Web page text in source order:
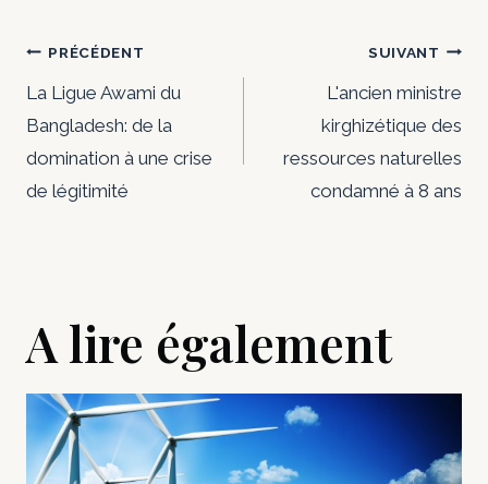
Navigation
de
l’article
PRÉCÉDENT
La Ligue Awami du
Bangladesh: de la
domination à une crise
de légitimité
SUIVANT
L'ancien ministre
kirghizétique des
ressources naturelles
condamné à 8 ans
A lire également